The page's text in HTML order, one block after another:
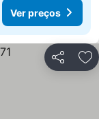
Ver preços
Partilhar